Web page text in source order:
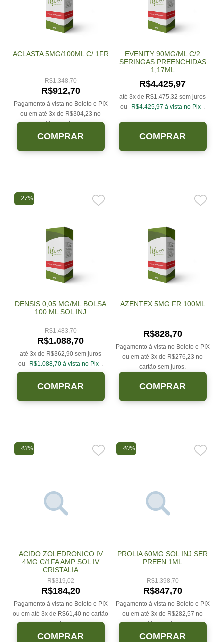
ACLASTA 5MG/100ML C/ 1FR
R$1.348,70
R$912,70
Pagamento à vista no Boleto e PIX
ou em até 3x de R$304,23 no
cartão sem juros.
COMPRAR
EVENITY 90MG/ML C/2
SERINGAS PREENCHIDAS
1,17ML
R$4.425,97
até 3x de R$1.475,32 sem juros
ou
R$4.425,97 à vista no Pix .
COMPRAR
27%
DENSIS 0,05 MG/ML BOLSA
100 ML SOL INJ
R$1.483,70
R$1.088,70
até 3x de R$362,90 sem juros
ou
R$1.088,70 à vista no Pix .
COMPRAR
AZENTEX 5MG FR 100ML
R$828,70
Pagamento à vista no Boleto e PIX
ou em até 3x de R$276,23 no
cartão sem juros.
COMPRAR
43%
ACIDO ZOLEDRONICO IV
4MG C/1FA AMP SOL IV
CRISTALIA
R$319,02
R$184,20
Pagamento à vista no Boleto e PIX
ou em até 3x de R$61,40 no cartão
sem juros.
COMPRAR
40%
PROLIA 60MG SOL INJ SER
PREEN 1ML
R$1.398,70
R$847,70
Pagamento à vista no Boleto e PIX
ou em até 3x de R$282,57 no
cartão sem juros.
COMPRAR